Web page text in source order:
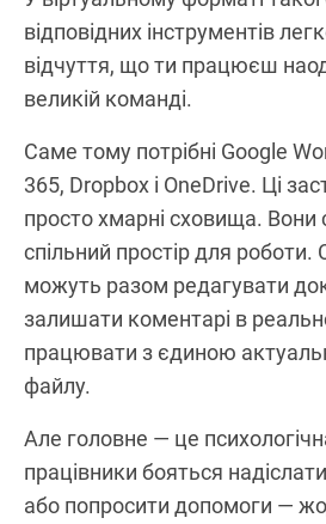
відповідних інструментів
відчуття, що ти працюєш
великій команді.
Саме тому потрібні Google
365, Dropbox і OneDrive. Ці
просто хмарні сховища.
спільний простір для роботи.
можуть разом редагувати
залишати коментарі в
працювати з єдиною
файлу.
Але головне — це
працівники бояться
або попросити допомоги —